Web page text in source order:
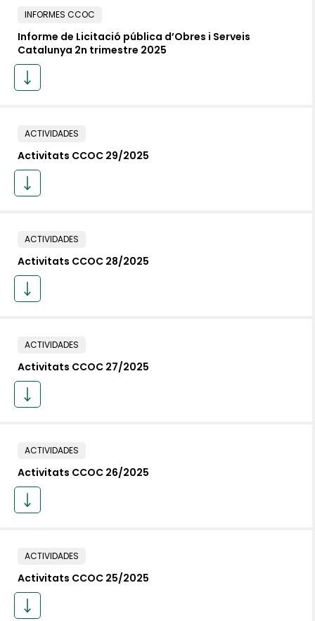
INFORMES CCOC
Informe de Licitació pública d’Obres i Serveis
Catalunya 2n trimestre 2025
ACTIVIDADES
Activitats CCOC 29/2025
ACTIVIDADES
Activitats CCOC 28/2025
ACTIVIDADES
Activitats CCOC 27/2025
ACTIVIDADES
Activitats CCOC 26/2025
ACTIVIDADES
Activitats CCOC 25/2025